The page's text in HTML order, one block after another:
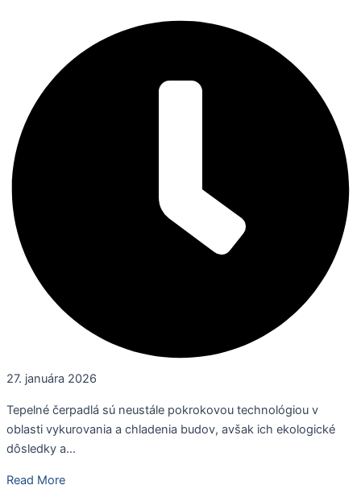
27. januára 2026
Tepelné čerpadlá sú neustále pokrokovou technológiou v
oblasti vykurovania a chladenia budov, avšak ich ekologické
dôsledky a...
Read More